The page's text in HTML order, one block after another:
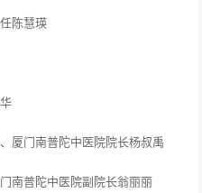
陈慧瑛
门南普陀中医院院长杨叔禹
普陀中医院副院长翁丽丽